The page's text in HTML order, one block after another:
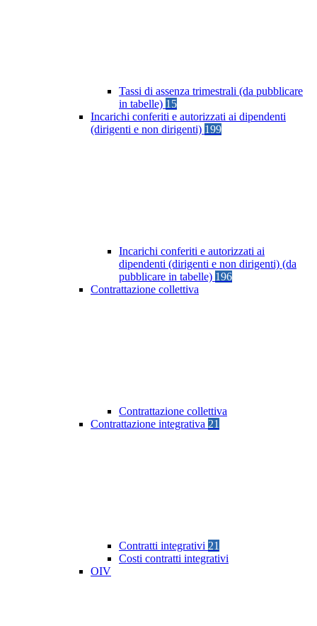
Tassi di assenza trimestrali (da pubblicare
in tabelle) 15
Incarichi conferiti e autorizzati ai dipendenti
(dirigenti e non dirigenti) 199
Incarichi conferiti e autorizzati ai
dipendenti (dirigenti e non dirigenti) (da
pubblicare in tabelle) 196
Contrattazione collettiva
Contrattazione collettiva
Contrattazione integrativa 21
Contratti integrativi 21
Costi contratti integrativi
OIV